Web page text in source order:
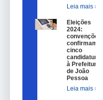
Leia mais »
Eleições
2024:
convenções
confirmam
cinco
candidaturas
à Prefeitura
de João
Pessoa
Leia mais »